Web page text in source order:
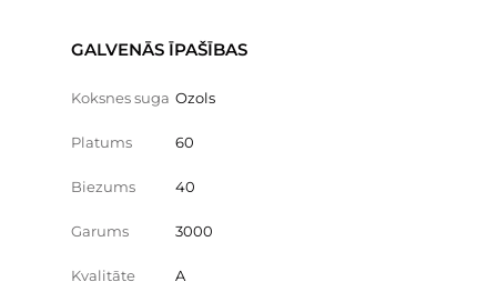
GALVENĀS ĪPAŠĪBAS
Koksnes suga Ozols
Platums 60
Biezums 40
Garums 3000
Kvalitāte A